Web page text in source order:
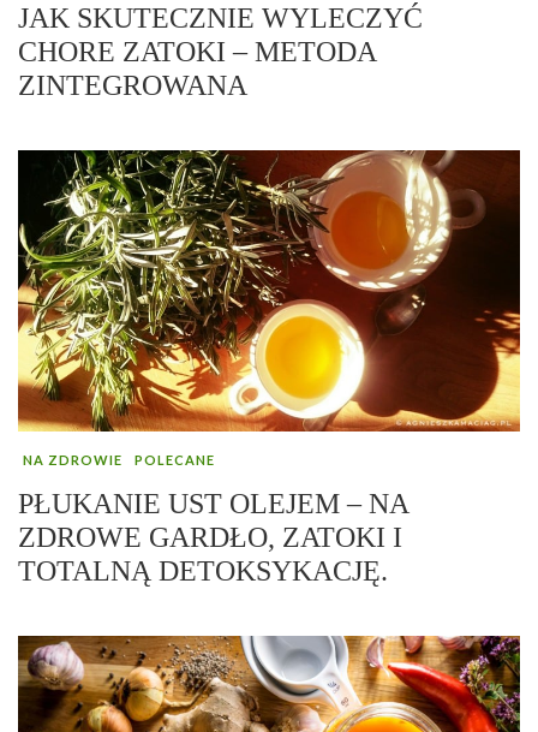
JAK SKUTECZNIE WYLECZYĆ
CHORE ZATOKI – METODA
ZINTEGROWANA
NA ZDROWIE POLECANE
PŁUKANIE UST OLEJEM – NA
ZDROWE GARDŁO, ZATOKI I
TOTALNĄ DETOKSYKACJĘ.